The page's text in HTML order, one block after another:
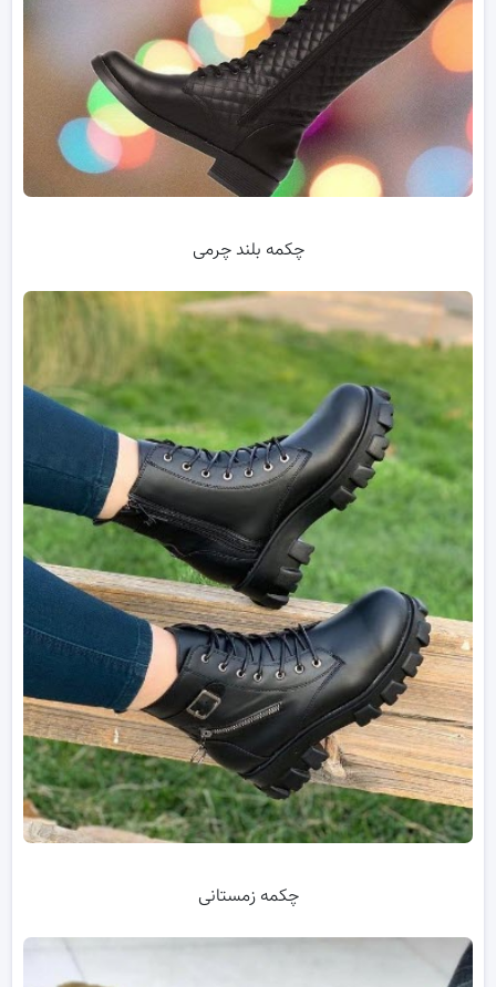
چکمه بلند چرمی
چکمه زمستانی